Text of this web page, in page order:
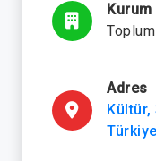
Kurum
Adres
Kültür,
Türkiye